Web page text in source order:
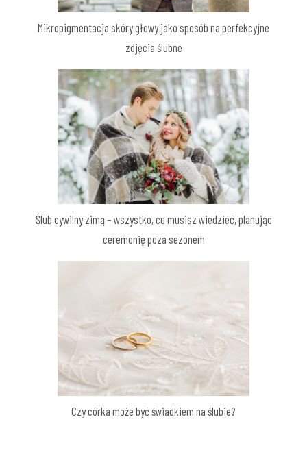
Mikropigmentacja skóry głowy jako sposób na perfekcyjne
zdjęcia ślubne
Ślub cywilny zimą – wszystko, co musisz wiedzieć, planując
ceremonię poza sezonem
Czy córka może być świadkiem na ślubie?